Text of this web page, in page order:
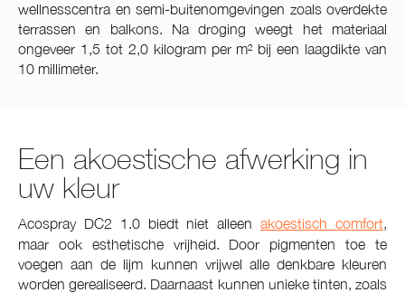
wellnesscentra en semi-buitenomgevingen zoals overdekte
terrassen en balkons. Na droging weegt het materiaal
ongeveer 1,5 tot 2,0 kilogram per m² bij een laagdikte van
10 millimeter.
Een akoestische afwerking in
uw kleur
Acospray DC2 1.0 biedt niet alleenakoestisch comfort,
maar ook esthetische vrijheid. Door pigmenten toe te
voegen aan de lijm kunnen vrijwel alle denkbare kleuren
worden gerealiseerd. Daarnaast kunnen unieke tinten, zoals